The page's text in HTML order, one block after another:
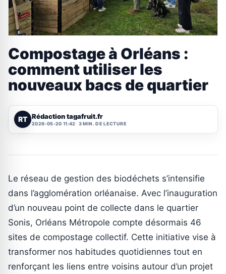
Compostage à Orléans :
comment utiliser les
nouveaux bacs de quartier
RT Rédaction tagafruit.fr
2026-05-20 11:42 3 MIN. DE LECTURE
Le réseau de gestion des biodéchets s’intensifie
dans l’agglomération orléanaise. Avec l’inauguration
d’un nouveau point de collecte dans le quartier
Sonis, Orléans Métropole compte désormais 46
sites de compostage collectif. Cette initiative vise à
transformer nos habitudes quotidiennes tout en
renforçant les liens entre voisins autour d’un projet